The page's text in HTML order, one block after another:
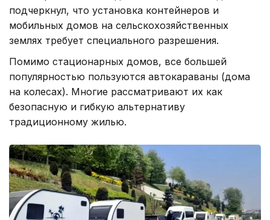
подчеркнул, что установка контейнеров и
мобильных домов на сельскохозяйственных
землях требует специального разрешения.
Помимо стационарных домов, все большей
популярностью пользуются автокараваны (дома
на колесах). Многие рассматривают их как
безопасную и гибкую альтернативу
традиционному жилью.